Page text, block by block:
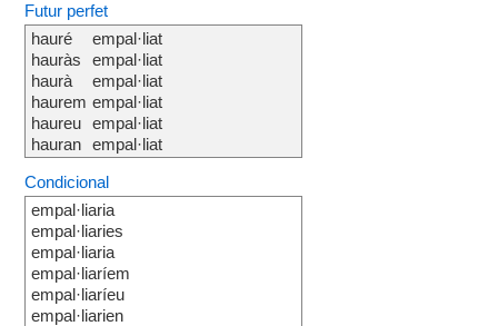
Futur perfet
hauré
hauràs
haurà
haurem
haureu
hauran
empal·liat
empal·liat
empal·liat
empal·liat
empal·liat
empal·liat
Condicional
empal·liaria
empal·liaries
empal·liaria
empal·liaríem
empal·liaríeu
empal·liarien